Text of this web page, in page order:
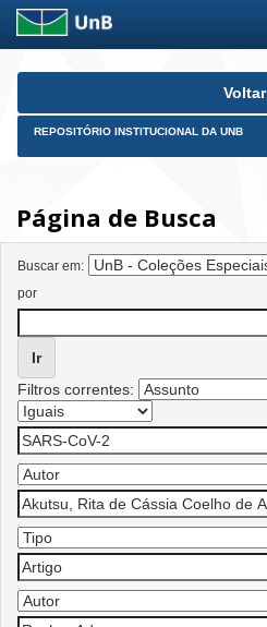
Skip
Voltar
REPOSITÓRIO INSTITUCIONAL DA UNB
Página de Busca
Buscar em:
por
Filtros correntes: